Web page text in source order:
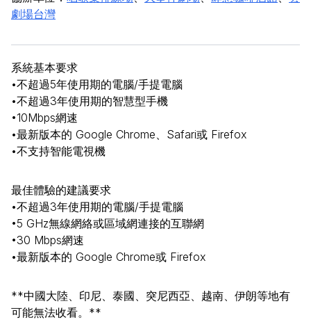
劇場台灣
系統基本要求
•不超過5年使用期的電腦/手提電腦
•不超過3年使用期的智慧型手機
•10Mbps網速
•最新版本的 Google Chrome Safari或 Firefox
•不支持智能電視機
最佳體驗的建議要求
•不超過3年使用期的電腦/手提電腦
•5 GHz無線網絡或區域網連接的互聯網
•30 Mbps網速
•最新版本的 Google Chrome或 Firefox
**中國大陸、印尼、泰國、突尼西亞、越南、伊朗等地有
可能無法收看。 **